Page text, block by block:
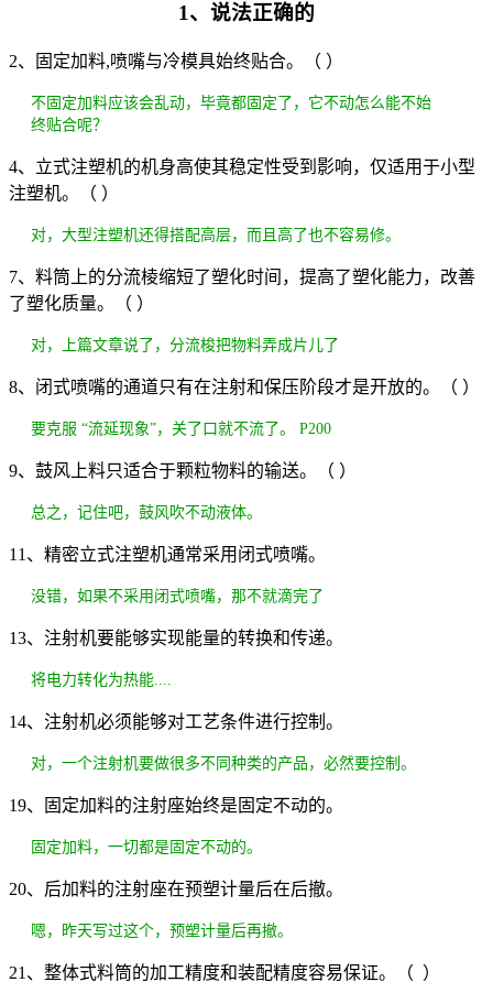
1、说法正确的
2、固定加料,喷嘴与冷模具始终贴合。（ ）
不固定加料应该会乱动，毕竟都固定了，它不动怎么能不始
终贴合呢？
4、立式注塑机的机身高使其稳定性受到影响，仅适用于小型
注塑机。（ ）
对，大型注塑机还得搭配高层，而且高了也不容易修。
7、料筒上的分流棱缩短了塑化时间，提高了塑化能力，改善
了塑化质量。（ ）
对，上篇文章说了，分流梭把物料弄成片儿了
8、闭式喷嘴的通道只有在注射和保压阶段才是开放的。（ ）
要克服 “流延现象”，关了口就不流了。 P200
9、鼓风上料只适合于颗粒物料的输送。（ ）
总之，记住吧，鼓风吹不动液体。
11、精密立式注塑机通常采用闭式喷嘴。
没错，如果不采用闭式喷嘴，那不就滴完了
13、注射机要能够实现能量的转换和传递。
将电力转化为热能....
14、注射机必须能够对工艺条件进行控制。
对，一个注射机要做很多不同种类的产品，必然要控制。
19、固定加料的注射座始终是固定不动的。
固定加料，一切都是固定不动的。
20、后加料的注射座在预塑计量后在后撤。
嗯，昨天写过这个，预塑计量后再撤。
21、整体式料筒的加工精度和装配精度容易保证。（ ）